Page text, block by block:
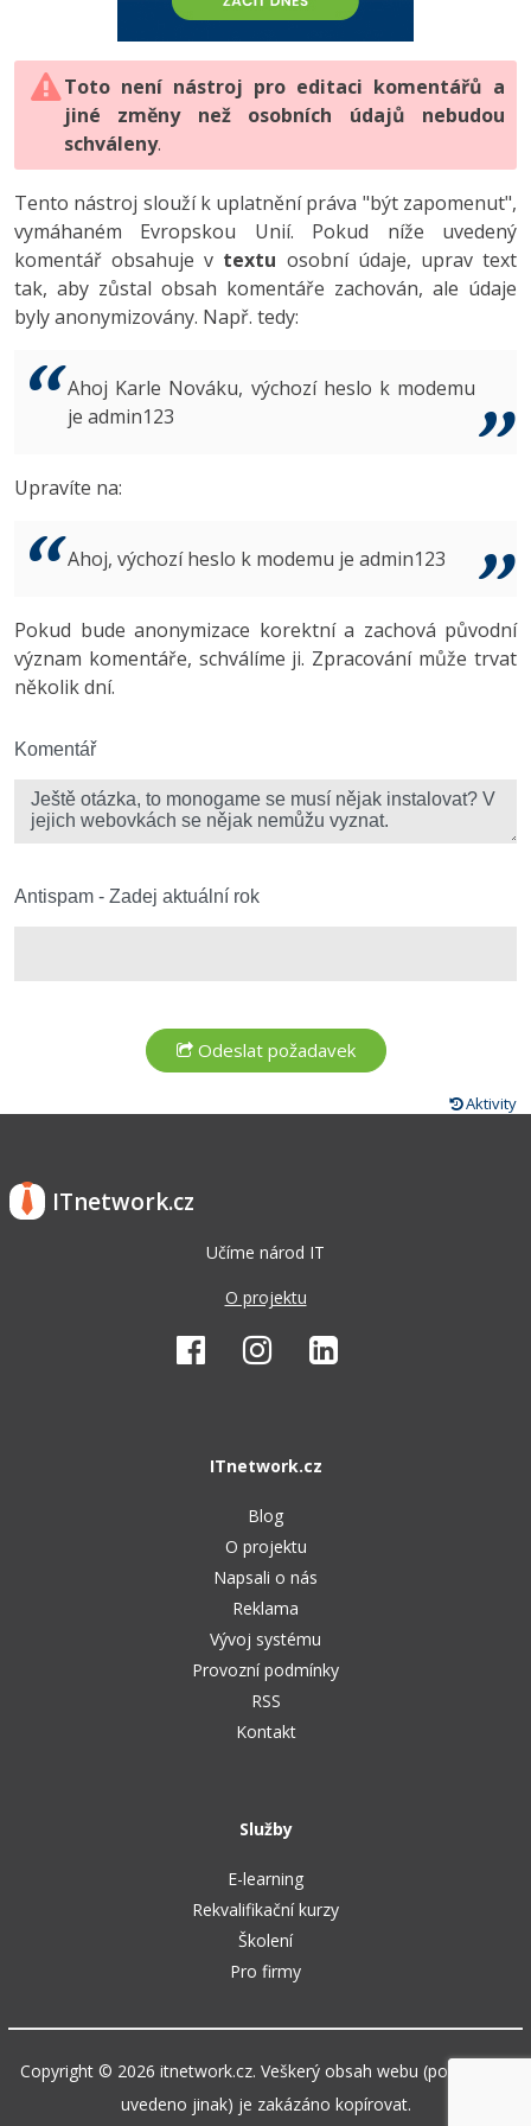
HTML5, CSS3, Bootstrap, SEO
SQL a databáze
Testování a verzování
UML a návrhové vzory
React
Spring
ASP.NET MVC
Best practices
PHP
JavaScript
Python
HTML / CSS
UML a návrhové vzory
MySQL/MariaDB
MS-SQL
Vývojář mobilních aplikací
C# Game developer
Tester
Systémový administrátor
3D grafik
Copywriter
WordPress specialista
-80%
JavaScript -80%
PHP -80%
Swift -80%
Kotlin -80%
VB.NET
Algoritmy -41%
Umělá inteligence (AI) -10%
Fórum
Digitální gramotnost
Marketing
WordPress
SEO
UX
Business
Copywriting
Windows
Kybernetická bezpečnost
-80%
Adobe Illustrator -80%
Adobe Lightroom
Adobe XD
Adobe InDesign -25%
Adobe After Effects
Inkscape
Fórum
Toto není nástroj pro editaci komentářů a
jiné změny než osobních údajů nebudou
schváleny.
Tento nástroj slouží k uplatnění práva "být zapomenut",
vymáhaném Evropskou Unií. Pokud níže uvedený
komentář obsahuje v textu osobní údaje, uprav text
tak, aby zůstal obsah komentáře zachován, ale údaje
byly anonymizovány. Např. tedy:
Ahoj Karle Nováku, výchozí heslo k modemu
je admin123
Upravíte na:
Ahoj, výchozí heslo k modemu je admin123
Pokud bude anonymizace korektní a zachová původní
význam komentáře, schválíme ji. Zpracování může trvat
několik dní.
Komentář
Antispam - Zadej aktuální rok
Aktivity
ITnetwork.cz
Učíme národ IT
O projektu
ITnetwork.cz
Blog
O projektu
Napsali o nás
Reklama
Vývoj systému
Provozní podmínky
RSS
Kontakt
Služby
E-learning
Rekvalifikační kurzy
Školení
Pro firmy
Copyright © 2026 itnetwork.cz. Veškerý obsah webu (pokud není
uvedeno jinak) je zakázáno kopírovat.